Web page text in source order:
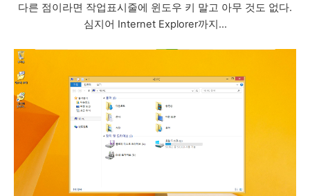
다른 점이라면 작업표시줄에 윈도우 키 말고 아무 것도 없다.
심지어 Internet Explorer까지...